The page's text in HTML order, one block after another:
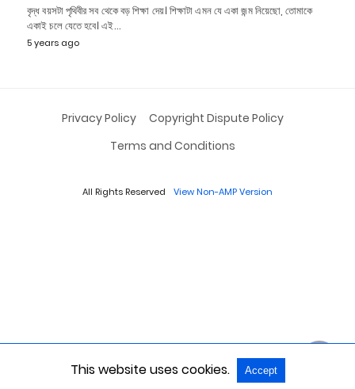
বৃদ্ধ বয়সটা পৃথিবীর সব থেকে বড় শিক্ষা দেয়। শিক্ষাটা এমন যে একা জন্ম নিয়েছো, তোমাকে
একাই চলে যেতে হবে। এই…
5 years ago
Privacy Policy
Copyright Dispute Policy
Terms and Conditions
All Rights Reserved View Non-AMP Version
This website uses cookies. Accept